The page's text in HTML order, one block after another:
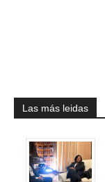
Las más leidas